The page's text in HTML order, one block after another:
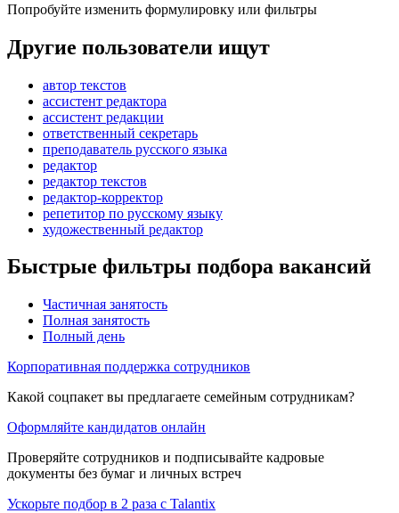
Попробуйте изменить формулировку или фильтры
Другие пользователи ищут
автор текстов
ассистент редактора
ассистент редакции
ответственный секретарь
преподаватель русского языка
редактор
редактор текстов
редактор-корректор
репетитор по русскому языку
художественный редактор
Быстрые фильтры подбора вакансий
Частичная занятость
Полная занятость
Полный день
Корпоративная поддержка сотрудников
Какой соцпакет вы предлагаете семейным сотрудникам?
Оформляйте кандидатов онлайн
Проверяйте сотрудников и подписывайте кадровые
документы без бумаг и личных встреч
Ускорьте подбор в 2 раза с Talantix